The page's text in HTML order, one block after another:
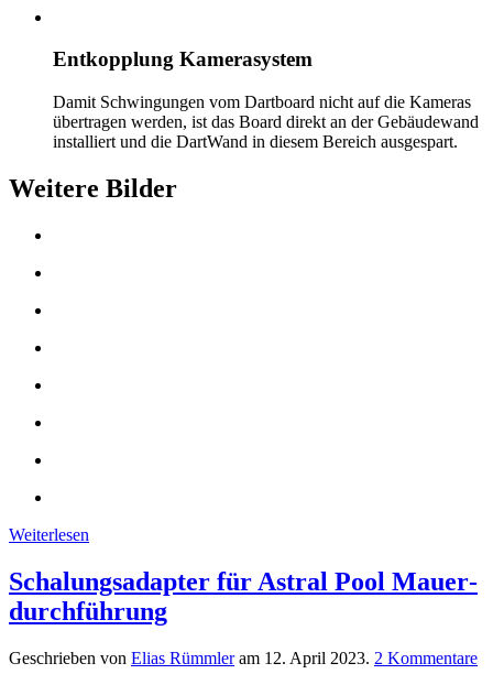
Entkopplung Kamerasystem
Damit Schwingungen vom Dartboard nicht auf die Kameras
übertragen werden, ist das Board direkt an der Gebäudewand
installiert und die DartWand in diesem Bereich ausgespart.
Weitere Bilder
Weiterlesen
Schalungs­adapter für Astral Pool Mauer­
durch­führung
Geschrieben von Elias Rümmleram 12. April 2023. 2 Kommentare